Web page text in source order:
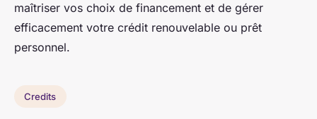
maîtriser vos choix de financement et de gérer
efficacement votre crédit renouvelable ou prêt
personnel.
Credits